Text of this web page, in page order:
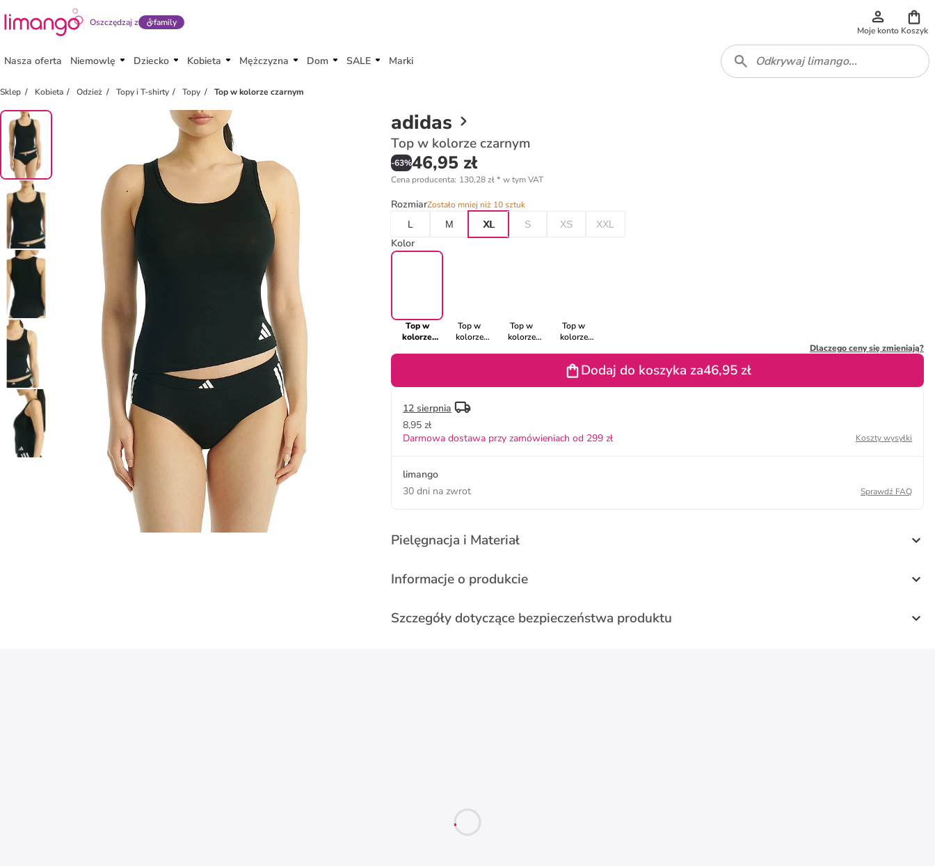
Oszczędzaj z family
Moje konto Koszyk
Nasza oferta Niemowlę Dziecko Kobieta Mężczyzna Dom SALE Marki
Sklep Kobieta Odzież Topy i T-shirty Topy Top w kolorze czarnym
adidas
Top w kolorze czarnym
-63%46,95 zł
Cena producenta: 130,28 zł* w tym VAT
RozmiarZostało mniej niż 10 sztuk
L
M XL S XS XXL
Kolor
Top w
kolorze
Top w
kolorze
Top w
kolorze
Top w
kolorze
Dlaczego ceny się zmieniają?
Dodaj do koszyka za46,95 zł
12 sierpnia
8,95 zł
Darmowa dostawa przy zamówieniach od 299 zł
Koszty wysyłki
limango
30 dni na zwrot
Sprawdź FAQ
Pielęgnacja i Materiał
Informacje o produkcie
Szczegóły dotyczące bezpieczeństwa produktu